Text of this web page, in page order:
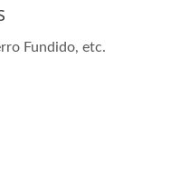
Fundido, etc.